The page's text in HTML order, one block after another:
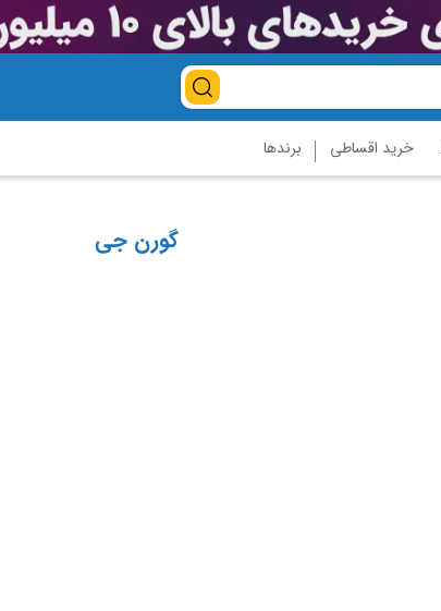
خرید اقساطی برندها
گورن جی